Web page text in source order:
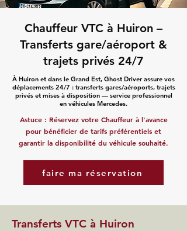
Chauffeur VTC à Huiron –
Transferts gare/aéroport &
trajets privés 24/7
À Huiron et dans le Grand Est, Ghost Driver assure vos
déplacements 24/7 : transferts gares/aéroports, trajets
privés et mises à disposition — service professionnel
en véhicules Mercedes.
Astuce : Réservez votre Chauffeur à l'avance
pour bénéficier de tarifs préférentiels et
garantir la disponibilité du véhicule souhaité.
faire ma réservation
Transferts VTC à Huiron